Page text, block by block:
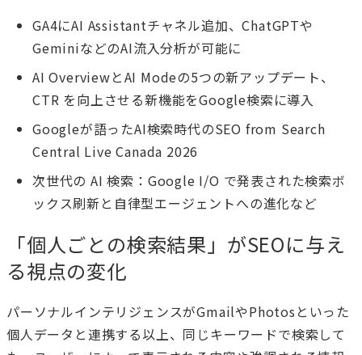
GA4にAI Assistantチャネル追加、ChatGPTや
GeminiなどのAI流入分析が可能に
AI OverviewとAI Modeの5つの新アップデート、
CTR を向上させる新機能をGoogle検索に導入
Googleが語ったAI検索時代のSEO from Search
Central Live Canada 2026
次世代の AI 検索：Google I/O で発表された検索ボ
ックス刷新と自律型エージェントへの進化など
「個人ごとの検索結果」がSEOに与え
る視点の変化
パーソナルインテリジェンスがGmailやPhotosといった
個人データと連携する以上、同じキーワードで検索して